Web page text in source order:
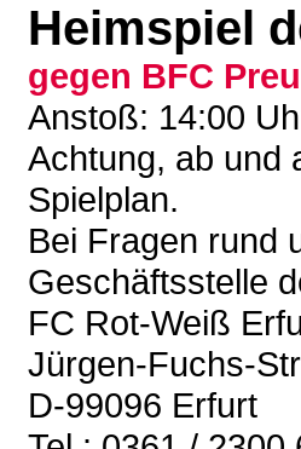
Heimspiel
gegen BFC
Anstoß: 14:00
Achtung, ab und
Spielplan.
Bei Fragen rund
Geschäftsstelle
FC Rot-Weiß
Jürgen-Fuchs-
D-99096 Erfurt